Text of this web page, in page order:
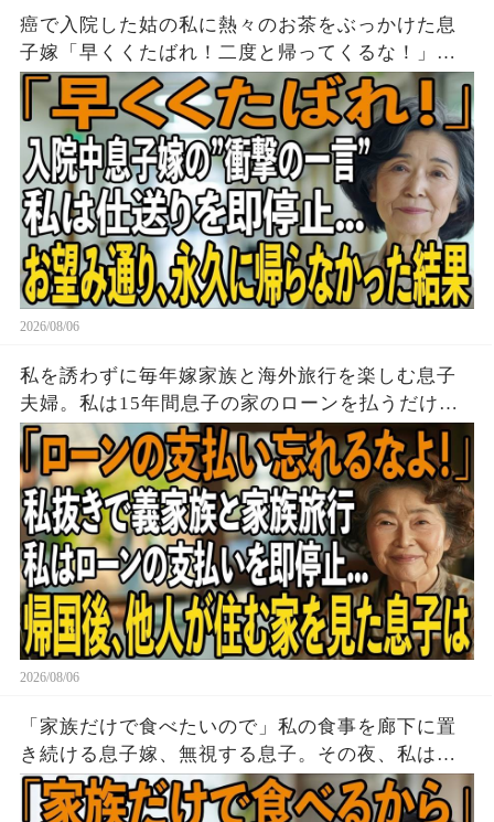
癌で入院した姑の私に熱々のお茶をぶっかけた息
子嫁「早くくたばれ！二度と帰ってくるな！」→
お望みどおり私は息子夫婦へ仕送りを停止し、永
久に帰らなかった結果
2026/08/06
私を誘わずに毎年嫁家族と海外旅行を楽しむ息子
夫婦。私は15年間息子の家のローンを払うだけ黙
って実印を押し家を即売却→帰国後、他人が住む
家を見た息子は顔面蒼白に
2026/08/06
「家族だけで食べたいので」私の食事を廊下に置
き続ける息子嫁、無視する息子。その夜、私は黙
って姿を消した→翌朝、玄関の張り紙に息子嫁は
顔面蒼白に